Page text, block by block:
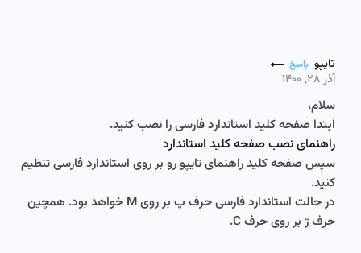
تایپو پاسخ
آذر ۲۸, ۱۴۰۰
سلام،
ابتدا صفحه کلید استاندارد فارسی را نصب کنید.
راهنمای نصب صفحه کلید استاندارد
سپس صفحه کلید راهنمای تایپو رو بر روی استاندارد فارسی تنظیم
کنید.
در حالت استاندارد فارسی حرف پ بر روی M خواهد بود. همچین
حرف ژ بر روی حرف C.